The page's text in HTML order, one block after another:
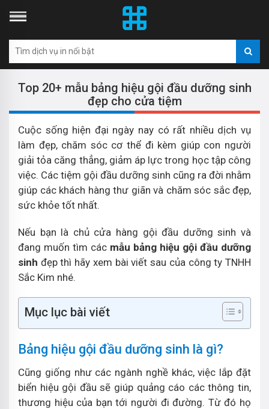
Top 20+ mẫu bảng hiệu gội đầu dưỡng sinh
đẹp cho cửa tiệm
Cuộc sống hiện đại ngày nay có rất nhiều dịch vụ
làm đẹp, chăm sóc cơ thể đi kèm giúp con người
giải tỏa căng thẳng, giảm áp lực trong học tập công
việc. Các tiệm gội đầu dưỡng sinh cũng ra đời nhằm
giúp các khách hàng thư giãn và chăm sóc sắc đẹp,
sức khỏe tốt nhất.
Nếu bạn là chủ cửa hàng gội đầu dưỡng sinh và
đang muốn tìm các mẫu bảng hiệu gội đầu dưỡng
sinh đẹp thì hãy xem bài viết sau của công ty TNHH
Sắc Kim nhé.
Mục lục bài viết
Bảng hiệu gội đầu dưỡng sinh là gì?
Cũng giống như các ngành nghề khác, việc lắp đặt
biển hiệu gội đầu sẽ giúp quảng cáo các thông tin,
thương hiệu của bạn tới người đi đường. Từ đó họ